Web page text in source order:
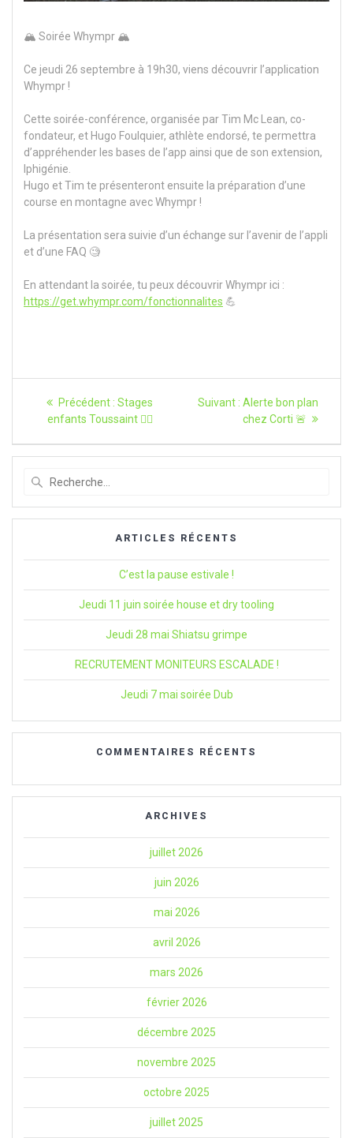
🏔️ Soirée Whympr 🏔️
Ce jeudi 26 septembre à 19h30, viens découvrir l’application
Whympr !
Cette soirée-conférence, organisée par Tim Mc Lean, co-
fondateur, et Hugo Foulquier, athlète endorsé, te permettra
d’appréhender les bases de l’app ainsi que de son extension,
Iphigénie.
Hugo et Tim te présenteront ensuite la préparation d’une
course en montagne avec Whympr !
La présentation sera suivie d’un échange sur l’avenir de l’appli
et d’une FAQ 🧐
En attendant la soirée, tu peux découvrir Whympr ici :
https://get.whympr.com/fonctionnalites 💪
Navigation
l’article
Précédent : Article
précédent
Stages
enfants Toussaint 🧗‍♀️
Suivant : Article
suivant
Alerte bon plan
chez Corti 🚨
:
ARTICLES RÉCENTS
C’est la pause estivale !
Jeudi 11 juin soirée house et dry tooling
Jeudi 28 mai Shiatsu grimpe
RECRUTEMENT MONITEURS ESCALADE !
Jeudi 7 mai soirée Dub
COMMENTAIRES RÉCENTS
ARCHIVES
juillet 2026
juin 2026
mai 2026
avril 2026
mars 2026
février 2026
décembre 2025
novembre 2025
octobre 2025
juillet 2025